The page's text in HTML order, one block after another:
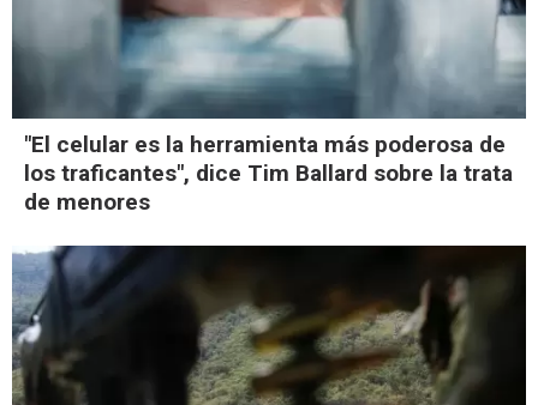
"El celular es la herramienta más poderosa de
los traficantes", dice Tim Ballard sobre la trata
de menores